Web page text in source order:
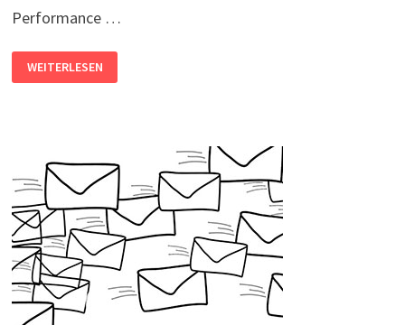
Performance …
LOKAL
INSTALLIERTES
OUTLOOK
WEITERLESEN